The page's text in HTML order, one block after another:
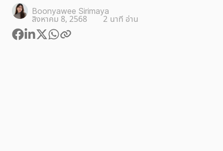
Boonyawee Sirimaya
สิงหาคม 8, 2568 2 นาที อ่าน